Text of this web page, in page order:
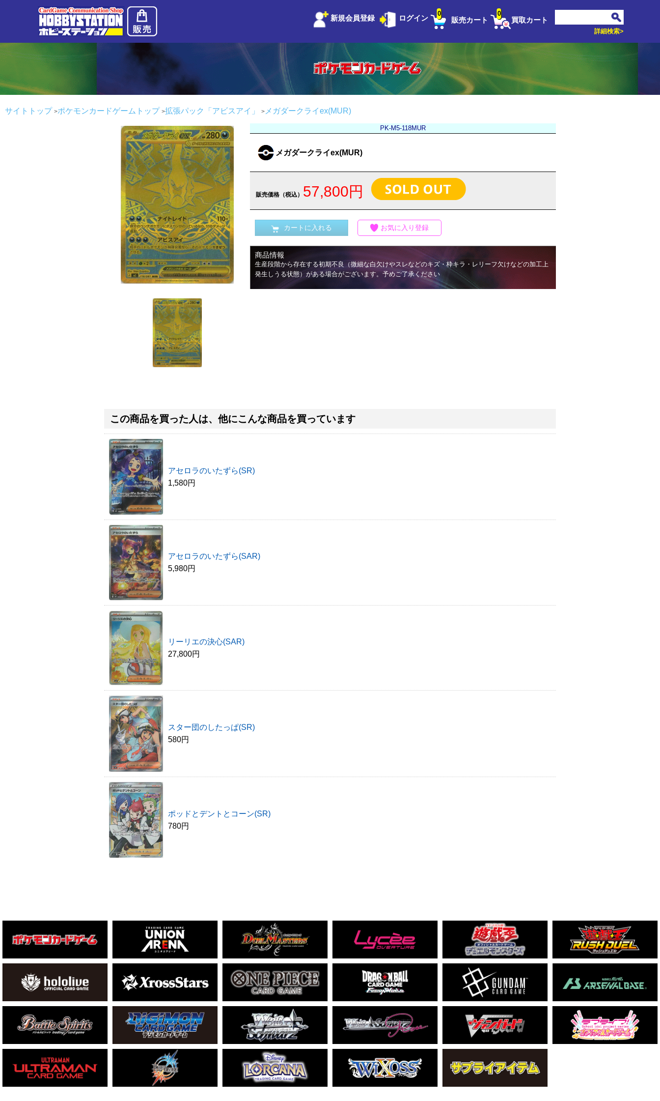
新規会員登録 ログイン 販売カート
0
買取カート
0
詳細検索>
サイトトップ ポケモンカードゲームトップ 拡張パック「アビスアイ」 メガダークライex(MUR)
PK-M5-118MUR
メガダークライex(MUR)
販売価格（税込） 57,800円
カートに入れる お気に入り登録
商品情報
生産段階から存在する初期不良（微細な白欠けやスレなどのキズ・枠キラ・レリーフ欠けなどの加工上
発生しうる状態）がある場合がございます。予めご了承ください
この商品を買った人は、他にこんな商品を買っています
アセロラのいたずら(SR)
1,580円
アセロラのいたずら(SAR)
5,980円
リーリエの決心(SAR)
27,800円
スター団のしたっぱ(SR)
580円
ポッドとデントとコーン(SR)
780円